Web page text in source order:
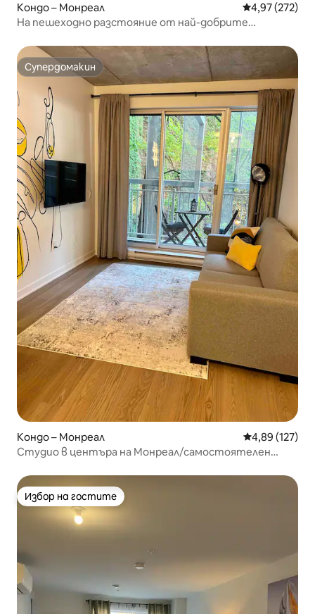
Кондо – Монреал Средна
4,97 (272)
На пешеходно разстояние от най-добрите
Супердомакин
Супердомакин
Кондо – Монреал Средна
4,89 (127)
Студио в центъра на Монреал/самостоятелен
Избор на гостите
Избор на гостите